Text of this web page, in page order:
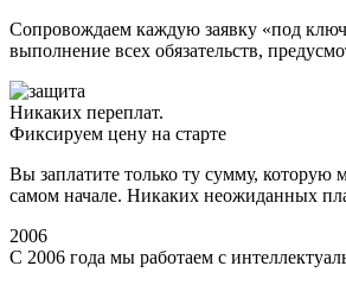
Сопровождаем каждую заявку «под
выполнение всех обязательств,
Никаких переплат.
Фиксируем цену на старте
Вы заплатите только ту сумму, которую
самом начале. Никаких неожиданных
2006
С 2006 года мы работаем с